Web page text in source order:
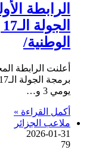
الرابطة
الوطنية/
أعلنت الرابطة
يومي 3 و…
أكمل القراءة »
ملاعب الجزائر
2026-01-31
79